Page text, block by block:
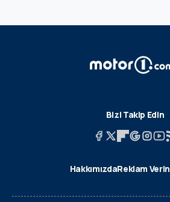
Bizi Takip Edin
HakkımızdaReklam Verin